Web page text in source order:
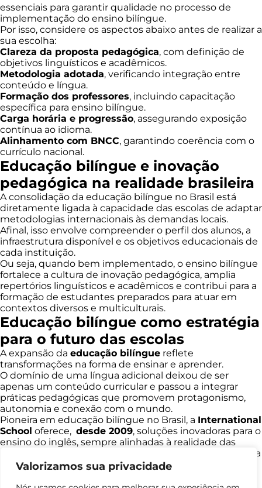
Valorizamos sua privacidade
essenciais para garantir qualidade no processo de
implementação do ensino bilíngue.
Por isso, considere os aspectos abaixo antes de realizar a
sua escolha:
Clareza da proposta pedagógica, com definição de
objetivos linguísticos e acadêmicos.
Metodologia adotada, verificando integração entre
conteúdo e língua.
Formação dos professores, incluindo capacitação
específica para ensino bilíngue.
Carga horária e progressão, assegurando exposição
contínua ao idioma.
Alinhamento com BNCC, garantindo coerência com o
currículo nacional.
Educação bilíngue e inovação
pedagógica na realidade brasileira
A consolidação da educação bilíngue no Brasil está
diretamente ligada à capacidade das escolas de adaptar
metodologias internacionais às demandas locais.
Afinal, isso envolve compreender o perfil dos alunos, a
infraestrutura disponível e os objetivos educacionais de
cada instituição.
Ou seja, quando bem implementado, o ensino bilíngue
fortalece a cultura de inovação pedagógica, amplia
repertórios linguísticos e acadêmicos e contribui para a
formação de estudantes preparados para atuar em
contextos diversos e multiculturais.
Educação bilíngue como estratégia
para o futuro das escolas
A expansão da educação bilíngue reflete
transformações na forma de ensinar e aprender.
O domínio de uma língua adicional deixou de ser
apenas um conteúdo curricular e passou a integrar
práticas pedagógicas que promovem protagonismo,
autonomia e conexão com o mundo.
Pioneira em educação bilíngue no Brasil, a International
School oferece, desde 2009, soluções inovadoras para o
ensino do inglês, sempre alinhadas à realidade das
escolas brasileiras e às necessidades específicas de cada
aluno.
15 anos de atuação